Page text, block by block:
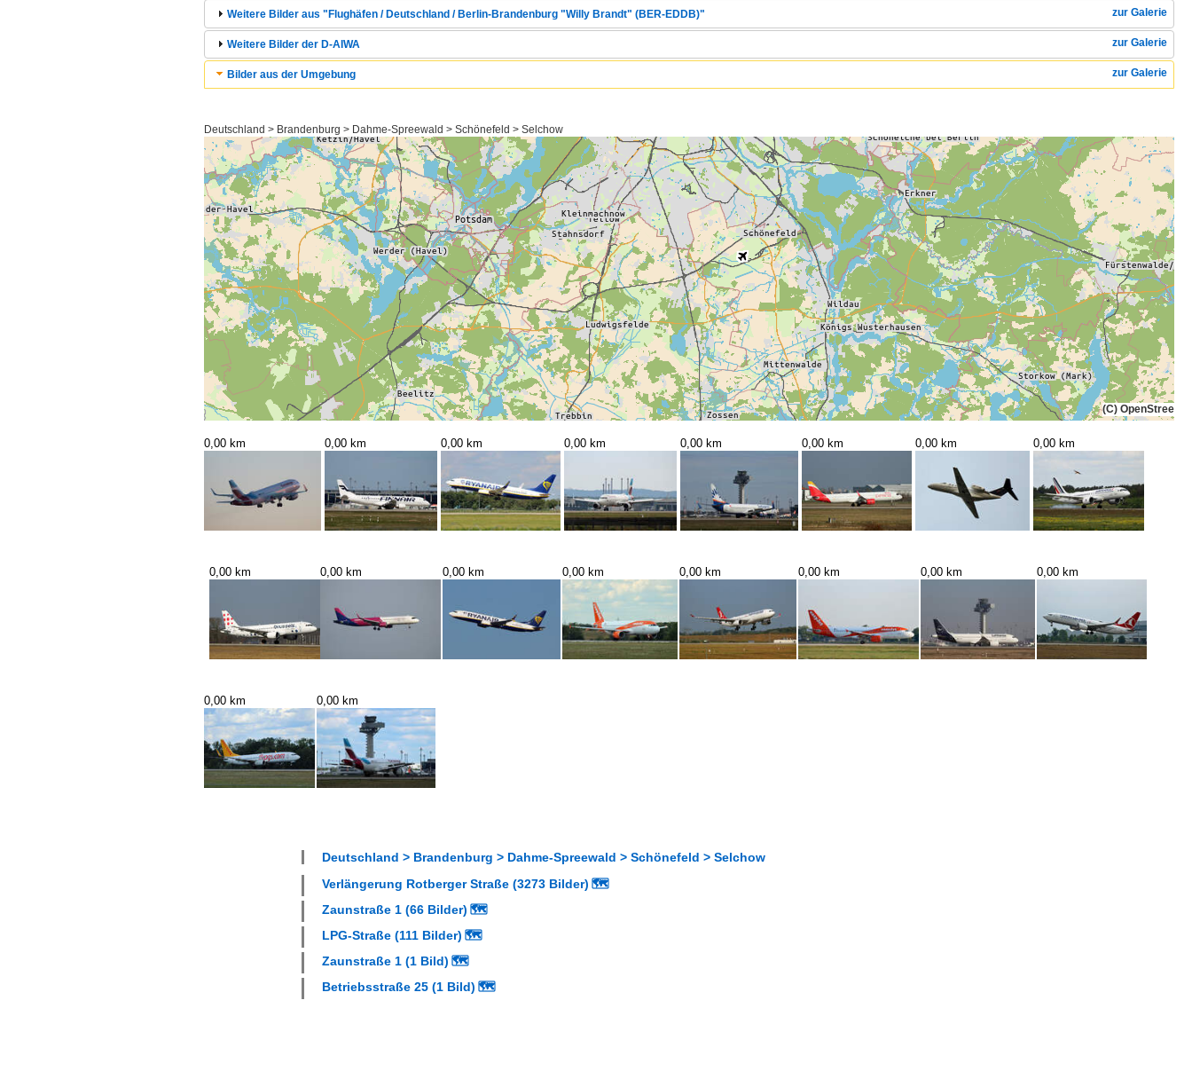
zur Galerie
Weitere Bilder aus "Flughäfen / Deutschland / Berlin-Brandenburg "Willy Brandt" (BER-EDDB)"
zur Galerie
Weitere Bilder der D-AIWA
zur Galerie
Bilder aus der Umgebung
Deutschland > Brandenburg > Dahme-Spreewald > Schönefeld > Selchow
(C)
0,00 km 0,00 km 0,00 km 0,00 km 0,00 km 0,00 km 0,00 km 0,00 km
0,00 km 0,00 km 0,00 km 0,00 km 0,00 km 0,00 km 0,00 km 0,00 km
0,00 km 0,00 km
Deutschland > Brandenburg > Dahme-Spreewald > Schönefeld > Selchow
Verlängerung Rotberger Straße (3273 Bilder) 🗺
Zaunstraße 1 (66 Bilder) 🗺
LPG-Straße (111 Bilder) 🗺
Zaunstraße 1 (1 Bild) 🗺
Betriebsstraße 25 (1 Bild) 🗺